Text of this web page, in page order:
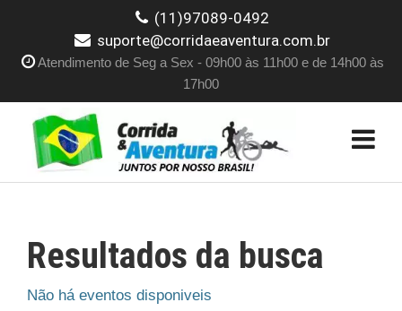
(11)97089-0492
suporte@corridaeaventura.com.br
Atendimento de Seg a Sex - 09h00 às 11h00 e de 14h00 às
17h00
Resultados da busca
Não há eventos disponiveis